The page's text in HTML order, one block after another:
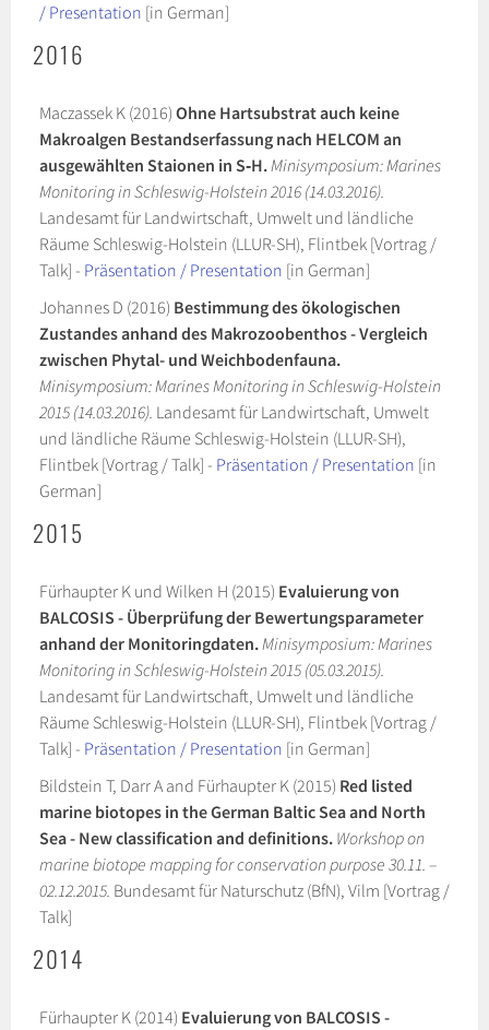
/ Presentation [in German]
2016
Maczassek K (2016) Ohne Hartsubstrat auch keine
Makroalgen Bestandserfassung nach HELCOM an
ausgewählten Staionen in S‐H.Minisymposium: Marines
Monitoring in Schleswig-Holstein 2016 (14.03.2016).
Landesamt für Landwirtschaft, Umwelt und ländliche
Räume Schleswig-Holstein (LLUR-SH), Flintbek [Vortrag /
Talk] - Präsentation / Presentation [in German]
Johannes D (2016) Bestimmung des ökologischen
Zustandes anhand des Makrozoobenthos - Vergleich
zwischen Phytal- und Weichbodenfauna.
Minisymposium: Marines Monitoring in Schleswig-Holstein
2015 (14.03.2016). Landesamt für Landwirtschaft, Umwelt
und ländliche Räume Schleswig-Holstein (LLUR-SH),
Flintbek [Vortrag / Talk] - Präsentation / Presentation [in
German]
2015
Fürhaupter K und Wilken H (2015) Evaluierung von
BALCOSIS - Überprüfung der Bewertungsparameter
anhand der Monitoringdaten.Minisymposium: Marines
Monitoring in Schleswig-Holstein 2015 (05.03.2015).
Landesamt für Landwirtschaft, Umwelt und ländliche
Räume Schleswig-Holstein (LLUR-SH), Flintbek [Vortrag /
Talk] - Präsentation / Presentation [in German]
Bildstein T, Darr A and Fürhaupter K (2015) Red listed
marine biotopes in the German Baltic Sea and North
Sea - New classification and definitions. Workshop on
marine biotope mapping for conservation purpose 30.11. –
02.12.2015. Bundesamt für Naturschutz (BfN), Vilm [Vortrag /
Talk]
2014
Fürhaupter K (2014) Evaluierung von BALCOSIS -